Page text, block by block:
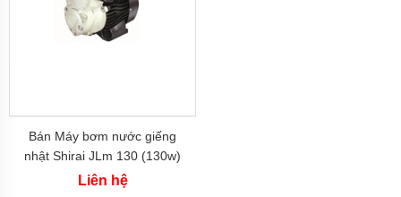
Bơm
bán
chân
không
Hoạt động êm ái.
Bơm hút đẩy đa năng, hút sâu đẩy cao
Bán Máy bơm nước giếng
nhật Shirai JLm 130 (130w)
Liên hệ